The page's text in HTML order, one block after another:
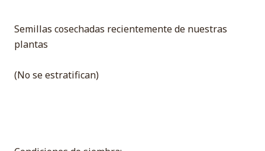
Semillas cosechadas recientemente de nuestras
plantas
(No se estratifican)